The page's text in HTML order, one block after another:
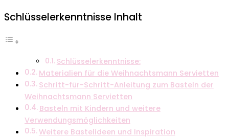
Schlüsselerkenntnisse Inhalt
Schlüsselerkenntnisse:
Materialien für die Weihnachtsmann Servietten
Schritt-für-Schritt-Anleitung zum Basteln der
Weihnachtsmann Servietten
Basteln mit Kindern und weitere
Verwendungsmöglichkeiten
Weitere Bastelideen und Inspiration